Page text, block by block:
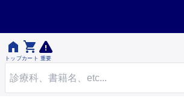

トップ

カート 重要